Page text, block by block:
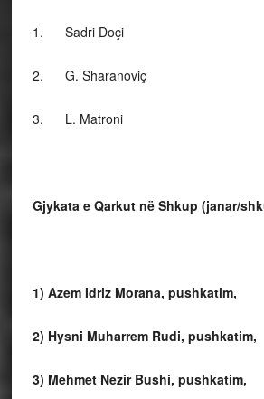
1. Sadri Doçi
2. G. Sharanoviç
3. L. Matroni
Gjykata e Qarkut në Shkup (janar/
1) Azem Idriz Morana, pushkatim,
2) Hysni Muharrem Rudi, pushkatim,
3) Mehmet Nezir Bushi, pushkatim,